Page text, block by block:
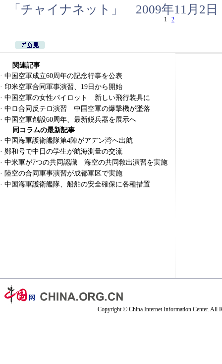
「チャイナネット」 2009年11月2日
1 2
関連記事
· 中国空軍成立60周年の記念行事を公表
· 印米空軍合同軍事演習、19日から開始
· 中国空軍の女性パイロット 新しい飛行装具に
· 中ロ合同反テロ演習 中国空軍の爆撃機が墜落
· 中国空軍創設60周年、最新鋭兵器を展示へ
同コラムの最新記事
· 中国海軍護衛艦隊第4陣がアデン湾へ出航
· 鄭和号で中日の学生が航海測量の交流
· 中米軍が7つの共同認識 海空の共同救出演習を実施
· 陸空の合同軍事演習が成都軍区で実施
· 中国海軍護衛艦隊、船舶の安全確保に各種措置